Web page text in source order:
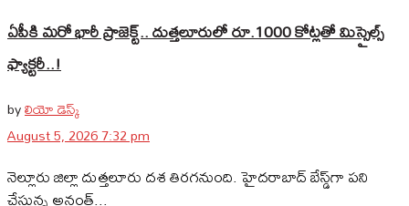
ఏపీకి మరో భారీ ప్రాజెక్ట్.. దుత్తలూరులో రూ.1000 కోట్లతో మిస్సైల్స్
ఫ్యాక్టరీ..!
byలియో డెస్క్
August 5, 2026 7:32 pm
నెల్లూరు జిల్లా దుత్తలూరు దశ తిరగనుంది. హైదరాబాద్‌ బేస్డ్‌గా పని
చేస్తున్న అనంత్...